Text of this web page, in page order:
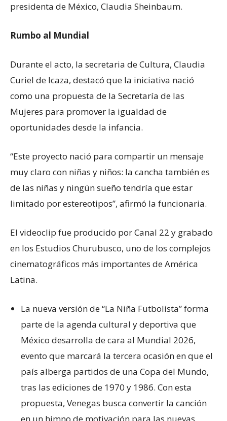
presidenta de México, Claudia Sheinbaum.
Rumbo al Mundial
Durante el acto, la secretaria de Cultura, Claudia
Curiel de Icaza, destacó que la iniciativa nació
como una propuesta de la Secretaría de las
Mujeres para promover la igualdad de
oportunidades desde la infancia.
“Este proyecto nació para compartir un mensaje
muy claro con niñas y niños: la cancha también es
de las niñas y ningún sueño tendría que estar
limitado por estereotipos”, afirmó la funcionaria.
El videoclip fue producido por Canal 22 y grabado
en los Estudios Churubusco, uno de los complejos
cinematográficos más importantes de América
Latina.
La nueva versión de “La Niña Futbolista” forma
parte de la agenda cultural y deportiva que
México desarrolla de cara al Mundial 2026,
evento que marcará la tercera ocasión en que el
país alberga partidos de una Copa del Mundo,
tras las ediciones de 1970 y 1986. Con esta
propuesta, Venegas busca convertir la canción